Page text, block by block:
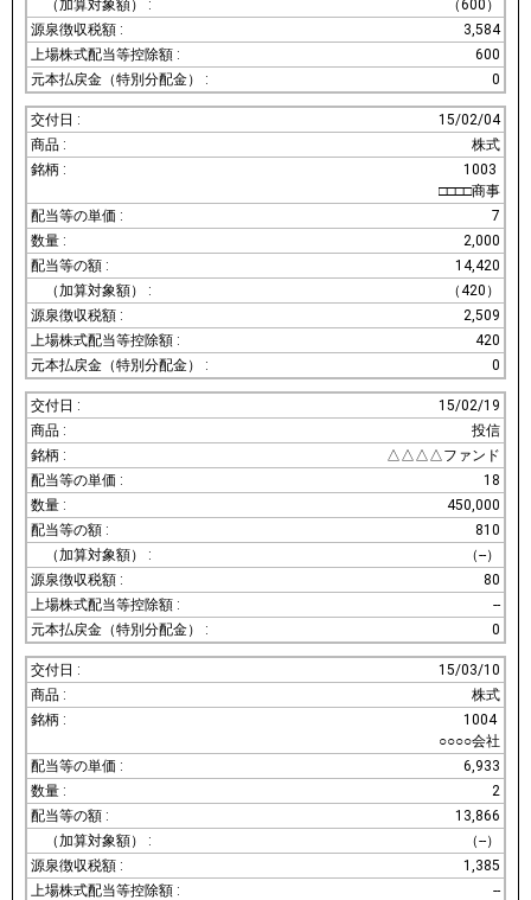
（600）
3,584
600
0
15/02/04
株式
1003
□□□□商事
7
2,000
14,420
（420）
2,509
420
0
15/02/19
投信
△△△△ファンド
18
450,000
810
（--）
80
--
0
15/03/10
株式
1004
○○○○会社
6,933
2
13,866
（--）
1,385
--